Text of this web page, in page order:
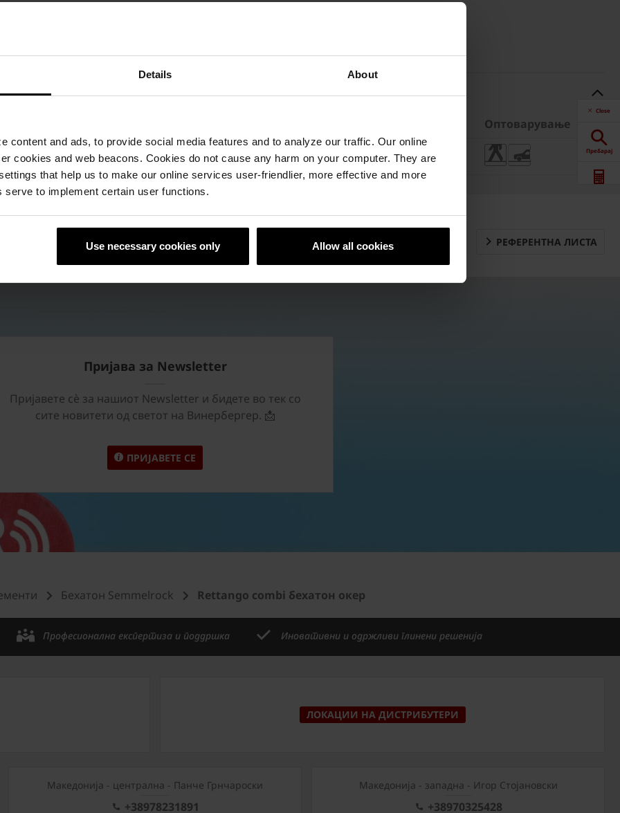
Details About
content and ads, to provide social media features and to analyze our traffic. Our online
cookies and web beacons. Cookies do not cause any harm on your computer. They are
that help us to make our online services user-friendlier, more effective and more
to implement certain user functions.
Use necessary cookies only Allow all cookies
Оптоварување
6 cm 1509 бр./м² 10,800 бр. 1509 кг/палета
РЕФЕРЕНТНА ЛИСТА
Пријава за Newsletter
Пријавете сѐ за нашиот Newsletter и бидете во тек со
сите новитети од светот на Винербергер. 📩
ПРИЈАВЕТЕ СЕ
Close
Пребарај
Бехатон Semmelrock Rettango combi бехатон окер
Професионална експертиза и поддршка Иновативни и одржливи глинени решенија
ЛОКАЦИИ НА ДИСТРИБУТЕРИ
Mакедонија - централна - Панче Грнчароски
+38978231891
Mакедонија - западна - Игор Стојановски
+38970325428